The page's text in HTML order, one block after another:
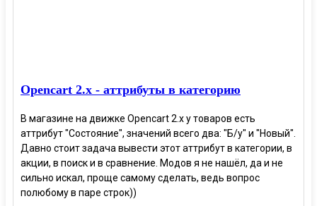
Opencart 2.x - аттрибуты в категорию
В магазине на движке Opencart 2.x у товаров есть
аттрибут "Состояние", значений всего два: "Б/у" и "Новый".
Давно стоит задача вывести этот аттрибут в категории, в
акции, в поиск и в сравнение. Модов я не нашёл, да и не
сильно искал, проще самому сделать, ведь вопрос
полюбому в паре строк))